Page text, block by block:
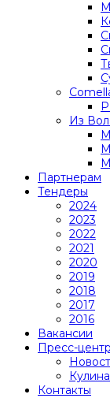
Из
Партнерам
Тендеры
2024
2023
2022
2021
2020
2019
2018
2017
2016
Вакансии
Пресс-центр
Контакты